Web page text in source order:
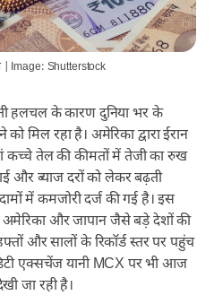
| Image: Shutterstock
हलचल के कारण दुनिया भर के
मिल रहा है। अमेरिका द्वारा ईरान
कच्चे तेल की कीमतों में तेजी का रुख
और ब्याज दरों को लेकर बढ़ती
में कमजोरी दर्ज की गई है। इस
और जापान जैसे बड़े देशों की
और सालों के रिकॉर्ड स्तर पर पहुंच
एक्सचेंज यानी MCX पर भी आज
जा रही है।